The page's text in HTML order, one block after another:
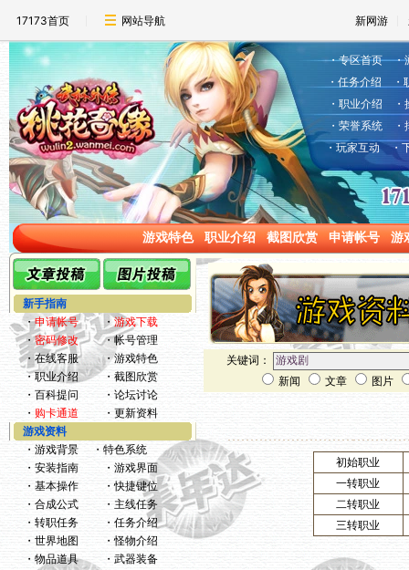
17173首页 网站导航 新网游
・专区首页・
・ 任务介绍 ・
・职业介绍 ・
・荣誉系统 ・
・玩家互动・
游戏特色 职业介绍 截图欣赏 申请帐号 游
新手指南
・申请帐号・ 游戏下载
・密码修改・帐号管理
・ 在线客服・游戏特色
・职业介绍 ・ 截图欣赏
・ 百科提问 ・ 论坛讨论
・ 购卡通道 ・ 更新资料
游戏资料
・ 游戏背景 ・ 特色系统
・ 安装指南 ・ 游戏界面
・ 基本操作 ・快捷键位
・ 合成公式 ・ 主线任务
・ 转职任务 ・ 任务介绍
・ 世界地图 ・怪物介绍
・ 物品道具・ 武器装备
关键词：
新闻
文章 图片
初始职业
一转职业
二转职业
三转职业